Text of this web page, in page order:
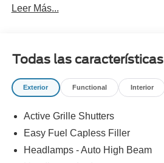
Leer Más...
Todas las características
Exterior Functional Interior
Active Grille Shutters
Easy Fuel Capless Filler
Headlamps - Auto High Beam